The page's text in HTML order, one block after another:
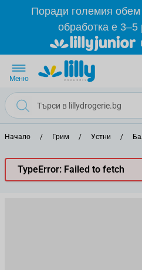
Прескачане към съдържанието
Поради големия обем
обработка е 3–5
Меню
Начало / Грим / Устни /
TypeError: Failed to fetch